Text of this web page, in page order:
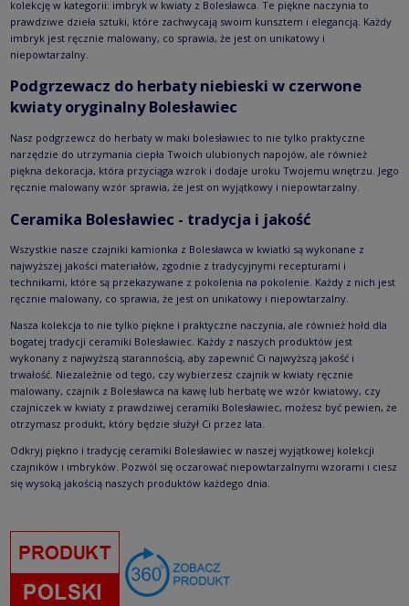
kolekcję w kategorii: imbryk w kwiaty z Bolesławca. Te piękne naczynia to
prawdziwe dzieła sztuki, które zachwycają swoim kunsztem i elegancją. Każdy
imbryk jest ręcznie malowany, co sprawia, że jest on unikatowy i
niepowtarzalny.
Podgrzewacz do herbaty niebieski w czerwone
kwiaty oryginalny Bolesławiec
Nasz podgrzewcz do herbaty w maki bolesławiec to nie tylko praktyczne
narzędzie do utrzymania ciepła Twoich ulubionych napojów, ale również
piękna dekoracja, która przyciąga wzrok i dodaje uroku Twojemu wnętrzu. Jego
ręcznie malowany wzór sprawia, że jest on wyjątkowy i niepowtarzalny.
Ceramika Bolesławiec - tradycja i jakość
Wszystkie nasze czajniki kamionka z Bolesławca w kwiatki są wykonane z
najwyższej jakości materiałów, zgodnie z tradycyjnymi recepturami i
technikami, które są przekazywane z pokolenia na pokolenie. Każdy z nich jest
ręcznie malowany, co sprawia, że jest on unikatowy i niepowtarzalny.
Nasza kolekcja to nie tylko piękne i praktyczne naczynia, ale również hołd dla
bogatej tradycji ceramiki Bolesławiec. Każdy z naszych produktów jest
wykonany z najwyższą starannością, aby zapewnić Ci najwyższą jakość i
trwałość. Niezależnie od tego, czy wybierzesz czajnik w kwiaty ręcznie
malowany, czajnik z Bolesławca na kawę lub herbatę we wzór kwiatowy, czy
czajniczek w kwiaty z prawdziwej ceramiki Bolesławiec, możesz być pewien, że
otrzymasz produkt, który będzie służył Ci przez lata.
Odkryj piękno i tradycję ceramiki Bolesławiec w naszej wyjątkowej kolekcji
czajników i imbryków. Pozwól się oczarować niepowtarzalnymi wzorami i ciesz
się wysoką jakością naszych produktów każdego dnia.